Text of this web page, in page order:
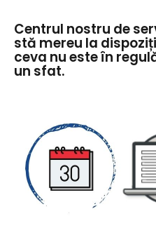
Centrul nostru de
stă mereu la
ceva nu este în
un sfat.